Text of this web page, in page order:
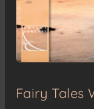
Fairy Tales